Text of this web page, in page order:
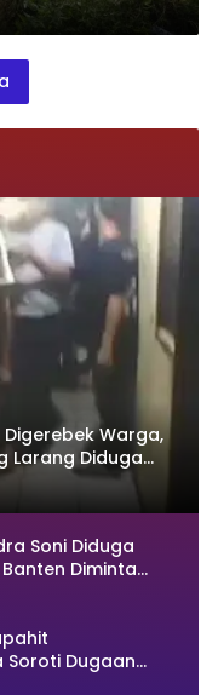
Warga,
Larang Diduga
Soni Diduga
Diminta
Soroti Dugaan